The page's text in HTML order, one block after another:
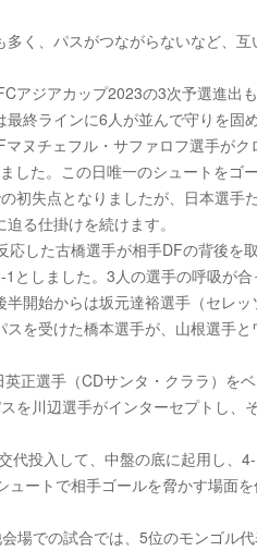
く、パスがつながらないなど、
アジアカップ2023の3次予選進出
終ラインに6人が並んで守りを固
ヌチェフル・サファロフ選手が
た。この日唯一のシュートをゴ
初失点となりましたが、日本選手
る仕掛けを続けます。
した古橋選手が相手DFの背後を
しました。3人の選手の呼吸が合
開始からは坂元達裕選手（セレ
を受けた橋本選手が、山根選手
正選手（CDサンタ・クララ）を
を川辺選手がインターセプトし、
代投入して、中盤の底に起用し、
ートで相手ゴールを脅かす場面
場での試合では、5位のモンゴル